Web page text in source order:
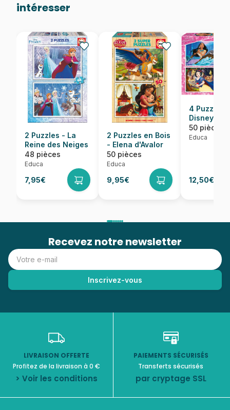
intéresser
2 Puzzles - La
Reine des Neiges
48 pièces
Educa
7,95€
2 Puzzles en Bois
- Elena d'Avalor
50 pièces
Educa
9,95€
4 Puzzles -
Disney
50 pièces
Educa
12,50€
Recevez notre newsletter
LIVRAISON OFFERTE
Profitez de la livraison à 0 €
> Voir les conditions
PAIEMENTS SÉCURISÉS
Transferts sécurisés
par cryptage SSL